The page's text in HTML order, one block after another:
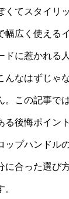
くてスタイリ
幅広く使える
ドに惹かれる
んなはずじゃ
。この記事で
る後悔ポイン
ップハンドル
に合った選び